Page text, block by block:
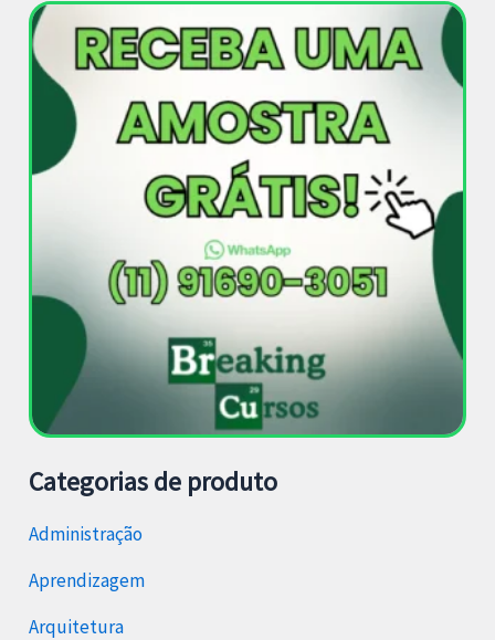
Categorias de produto
Administração
Aprendizagem
Arquitetura